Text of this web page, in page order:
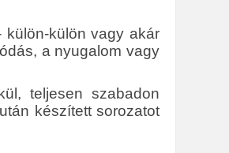
külön-külön vagy akár
a nyugalom vagy
teljesen szabadon
készített sorozatot